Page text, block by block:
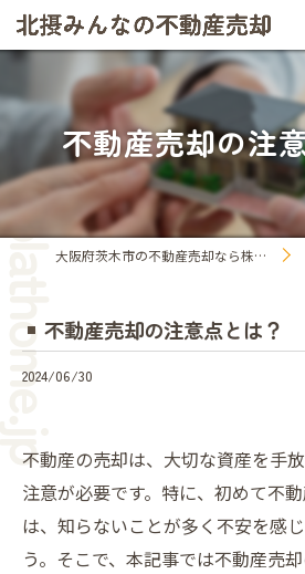
不動産売却の注
大阪府茨木市の不動産売却なら株式会社プラットホーム
不動産売却の注意点とは？
2024/06/30
不動産の売却は、大切な資産を手
注意が必要です。特に、初めて不
は、知らないことが多く不安を感
う。そこで、本記事では不動産売